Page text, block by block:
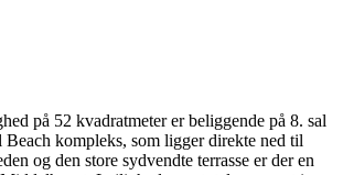
på 52 kvadratmeter er beliggende på 8. sal
kompleks, som ligger direkte ned til
og den store sydvendte terrasse er der en